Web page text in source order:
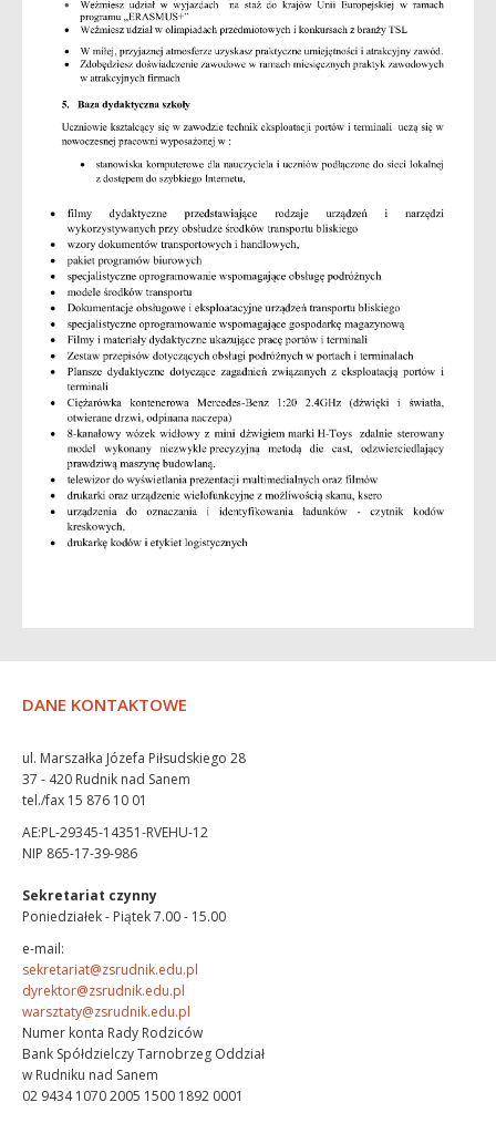
DANE KONTAKTOWE
ul. Marszałka Józefa Piłsudskiego 28
37 - 420 Rudnik nad Sanem
tel./fax 15 876 10 01
AE:PL-29345-14351-RVEHU-12
NIP 865-17-39-986
Sekretariat czynny
Poniedziałek - Piątek 7.00 - 15.00
e-mail:
sekretariat@zsrudnik.edu.pl
dyrektor@zsrudnik.edu.pl
warsztaty@zsrudnik.edu.pl
Numer konta Rady Rodziców
Bank Spółdzielczy Tarnobrzeg Oddział
w Rudniku nad Sanem
02 9434 1070 2005 1500 1892 0001